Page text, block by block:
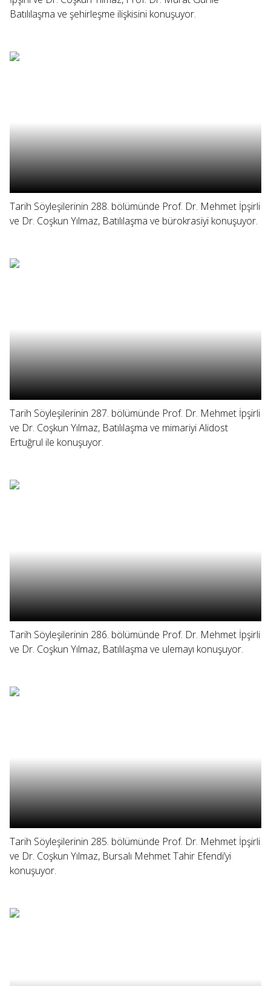
Batılılaşma ve şehirleşme ilişkisini konuşuyor.
Tarih Söyleşilerinin 288. bölümünde Prof. Dr. Mehmet İpşirli
ve Dr. Coşkun Yılmaz, Batılılaşma ve bürokrasiyi konuşuyor.
Tarih Söyleşilerinin 287. bölümünde Prof. Dr. Mehmet İpşirli
ve Dr. Coşkun Yılmaz, Batılılaşma ve mimariyi Alidost
Ertuğrul ile konuşuyor.
Tarih Söyleşilerinin 286. bölümünde Prof. Dr. Mehmet İpşirli
ve Dr. Coşkun Yılmaz, Batılılaşma ve ulemayı konuşuyor.
Tarih Söyleşilerinin 285. bölümünde Prof. Dr. Mehmet İpşirli
ve Dr. Coşkun Yılmaz, Bursalı Mehmet Tahir Efendi’yi
konuşuyor.